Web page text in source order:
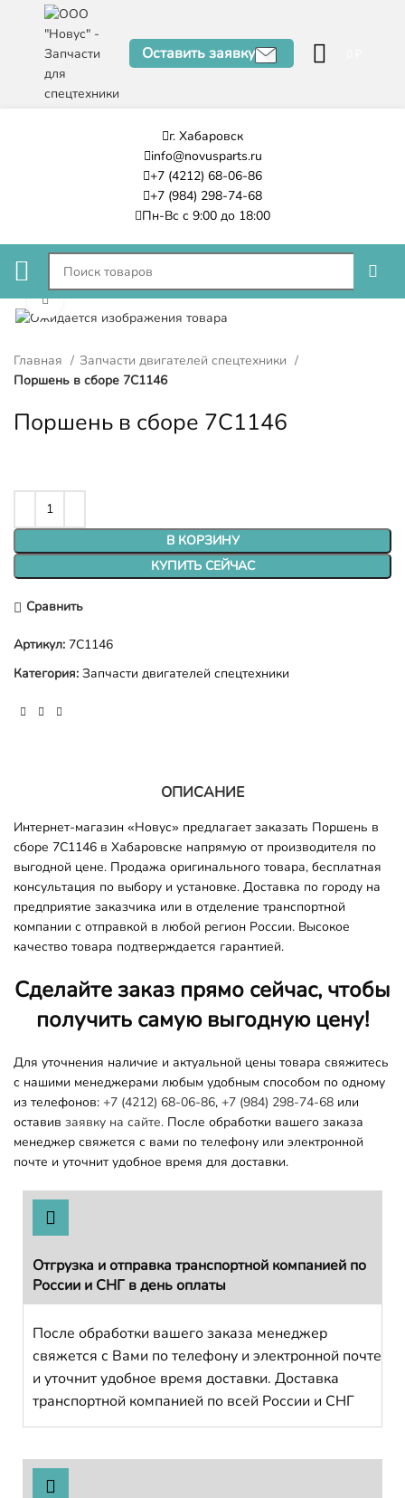
Оставить заявку
г. Хабаровск
info@novusparts.ru
+7 (4212) 68-06-86
+7 (984) 298-74-68
Пн-Вс с 9:00 до 18:00
Нажмите, чтобы увеличить
Главная
Запчасти двигателей спецтехники
Поршень в сборе 7C1146
Поршень в сборе 7C1146
В КОРЗИНУ
КУПИТЬ СЕЙЧАС
Сравнить
Артикул: 7C1146
Категория: Запчасти двигателей спецтехники
ОПИСАНИЕ
Интернет-магазин «Новус» предлагает заказать Поршень в
сборе 7C1146 в Хабаровске напрямую от производителя по
выгодной цене. Продажа оригинального товара, бесплатная
консультация по выбору и установке. Доставка по городу на
предприятие заказчика или в отделение транспортной
компании с отправкой в любой регион России. Высокое
качество товара подтверждается гарантией.
Сделайте заказ прямо сейчас, чтобы
получить самую выгодную цену!
Для уточнения наличие и актуальной цены товара свяжитесь
с нашими менеджерами любым удобным способом по одному
из телефонов: +7 (4212) 68-06-86, +7 (984) 298-74-68 или
оставив заявку на сайте. После обработки вашего заказа
менеджер свяжется с вами по телефону или электронной
почте и уточнит удобное время для доставки.
Отгрузка и отправка транспортной компанией по
России и СНГ в день оплаты
После обработки вашего заказа менеджер
свяжется с Вами по телефону и электронной почте
и уточнит удобное время доставки. Доставка
транспортной компанией по всей России и СНГ